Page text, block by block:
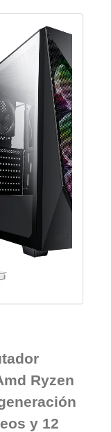
Ryzen
y 12